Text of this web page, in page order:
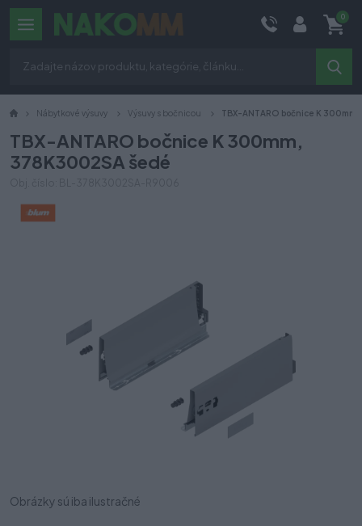
0
Nábytkové výsuvy Výsuvy s bočnicou TBX-ANTARO bočnice K
TBX-ANTARO bočnice K 300mm,
378K3002SA šedé
Obrázky sú iba ilustračné